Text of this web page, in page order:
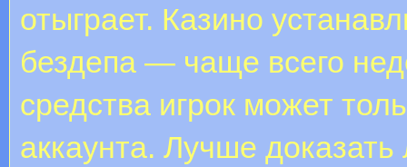
отыграет. Казино
бездепа — чаще всего
средства игрок может
аккаунта. Лучше